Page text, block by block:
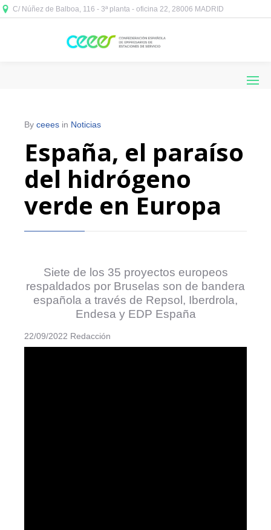
C/ Núñez de Balboa, 116 - 3ª planta - oficina 22, 28006 MADRID
By ceees in Noticias
España, el paraíso
del hidrógeno
verde en Europa
Siete de los 35 proyectos europeos
respaldados por Bruselas son de bandera
española a través de Repsol, Iberdrola,
Endesa y EDP España
22/09/2022 Redacción